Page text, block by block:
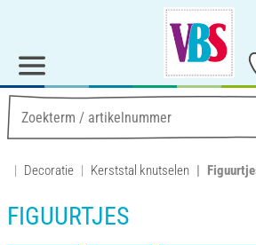
Decoratie Kerststal knutselen
FIGUURTJES